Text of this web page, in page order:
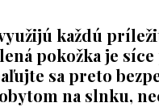
každú
pokožka je síce
sa preto
na slnku,